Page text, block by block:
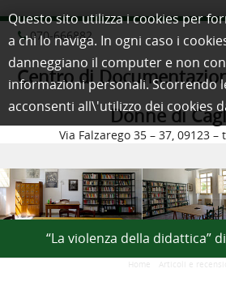
070-666882
Centro di
Donne di
Via Falzarego 35 – 37, 09123 –
Skip to content
“La violenza della didattica”
Home Articoli e
Questo sito utilizza i cookies per
a chi lo naviga. In ogni caso i
danneggiano il computer e non
informazioni personali. Scorrendo
acconsenti all\'utilizzo dei cookies